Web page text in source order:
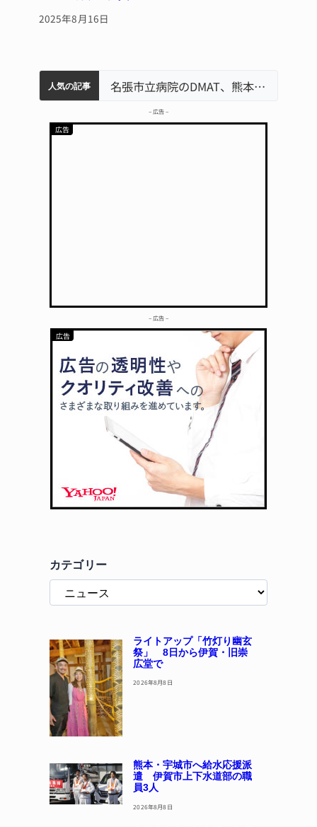
2025年8月16日
人気の記事
名張市水道料金47％値上げへ 答申案、審議会で大筋まとまる
器物損壊容疑で83歳女逮捕 伊賀署
中学校の陶壁モニュメント 地元建設会社がボランティアで清掃 伊賀名張市立病院のDMAT、熊本地震の被災地へ 能登以来3回目の派遣 「息子が妊娠させた」母娘だまされ400万円詐欺被害 名張
– 広告 –
– 広告 –
カテゴリー
ライトアップ「竹灯り幽玄
祭」 8日から伊賀・旧崇
広堂で
2026年8月8日
熊本・宇城市へ給水応援派
遣 伊賀市上下水道部の職
員3人
2026年8月8日